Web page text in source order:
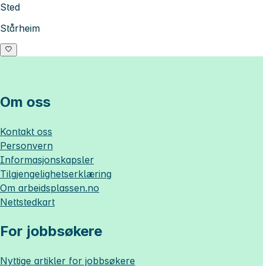
Sted
Stårheim
Om oss
Kontakt oss
Personvern
Informasjonskapsler
Tilgjengelighetserklæring
Om arbeidsplassen.no
Nettstedkart
For jobbsøkere
Nyttige artikler for jobbsøkere